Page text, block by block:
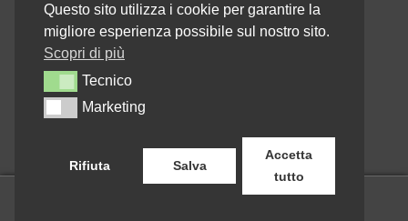
Resi e rimborsi
Annullamento dell’ordine
Informativa sulla privacy
Contattaci
Questo sito utilizza i cookie per garantire la
migliore esperienza possibile sul nostro sito.
Scopri di più
TecnicoTecnico
MarketingMarketing
Rifiuta Salva
Accetta
tutto